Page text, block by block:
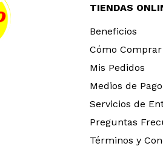
TIENDAS
Beneficios
Cómo Comprar
Mis Pedidos
Medios de Pago
Servicios de
Preguntas
Términos y